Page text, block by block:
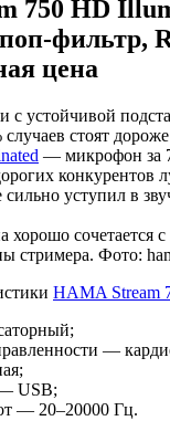
750 HD
фильтр,
цена
устойчивой
стоят
— микрофон за
конкурентов
сильно уступил в
хорошо сочетается
стримера. Фото:
HAMA Stream
—
USB;
— 20–20000 Гц.